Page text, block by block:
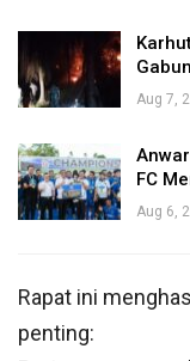
Aug 7,
FC
Aug 6,
Rapat ini
penting: